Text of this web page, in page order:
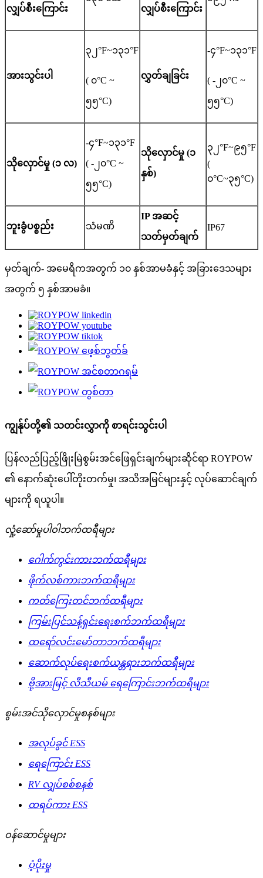
လျှပ်စီးကြောင်း
လျှပ်စီးကြောင်း
အားသွင်းပါ
၃၂°F~၁၃၁°F
( ၀°C ~
၅၅°C)
လွှတ်ချခြင်း
-၄°F~၁၃၁°F
( -၂၀°C ~
၅၅°C)
သိုလှောင်မှု (၁ လ)
-၄°F~၁၃၁°F
( -၂၀°C ~
၅၅°C)
သိုလှောင်မှု (၁
နှစ်)
၃၂°F~၉၅°F
(
၀°C~၃၅°C)
ဘူးခွံပစ္စည်း သံမဏိ
IP အဆင့်
သတ်မှတ်ချက်
IP67
မှတ်ချက်- အမေရိကအတွက် ၁၀ နှစ်အာမခံနှင့် အခြားဒေသများ
အတွက် ၅ နှစ်အာမခံ။
ကျွန်ုပ်တို့၏ သတင်းလွှာကို စာရင်းသွင်းပါ
ပြန်လည်ပြည့်ဖြိုးမြဲစွမ်းအင်ဖြေရှင်းချက်များဆိုင်ရာ ROYPOW
၏ နောက်ဆုံးပေါ်တိုးတက်မှု၊ အသိအမြင်များနှင့် လုပ်ဆောင်ချက်
များကို ရယူပါ။
လှုံ့ဆော်မှုပါဝါဘက်ထရီများ
ဂေါက်ကွင်းကားဘက်ထရီများ
ဖိုက်လစ်ကားဘက်ထရီများ
ကတ်ကြေးတင်ဘက်ထရီများ
ကြမ်းပြင်သန့်ရှင်းရေးစက်ဘက်ထရီများ
ထရော်လင်းမော်တာဘက်ထရီများ
ဆောက်လုပ်ရေးစက်ယန္တရားဘက်ထရီများ
ဗို့အားမြင့် လီသီယမ် ရေကြောင်းဘက်ထရီများ
စွမ်းအင်သိုလှောင်မှုစနစ်များ
အလုပ်ခွင် ESS
ရေကြောင်း ESS
RV လျှပ်စစ်စနစ်
ထရပ်ကား ESS
ဝန်ဆောင်မှုများ
ပံ့ပိုးမှု